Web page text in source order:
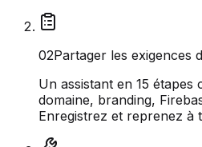
02Partager les exigences
Un assistant en 15 étapes
domaine, branding,
Enregistrez et reprenez à